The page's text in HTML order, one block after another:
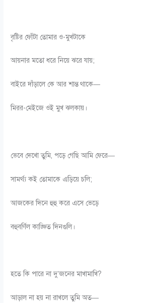
বৃষ্টির ফোঁটা তোমার ও-মুখটাকে
আয়নার মতো ধরে নিয়ে ঝরে যায়;
বাইরে দাঁড়ালে কে আর শান্ত থাকে—
মিরর-মেইজে ওই মুখ ঝলকায়।
ভেবে দেখো তুমি, পড়ে গেছি আমি ফেরে—
সামর্থ্য কই তোমাকে এড়িয়ে চলি;
আজকের দিনে হুহু করে এসে ভেড়ে
বহুবর্ণিল কাঙ্ক্ষিত দিনগুলি।
হতে কি পারে না দু’জনের মাখামাখি?
আড়াল না হয় না রাখলে তুমি অত—